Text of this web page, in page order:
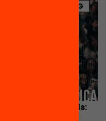
BLOG
electorals: